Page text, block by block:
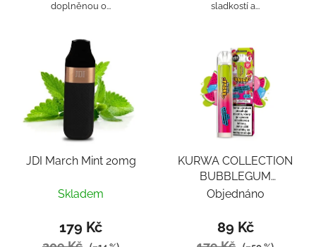
doplněnou o...
sladkostí a...
JDI March Mint 20mg
Skladem
179 Kč
KURWA COLLECTION
BUBBLEGUM
WATERMELON ICE
Objednáno
89 Kč